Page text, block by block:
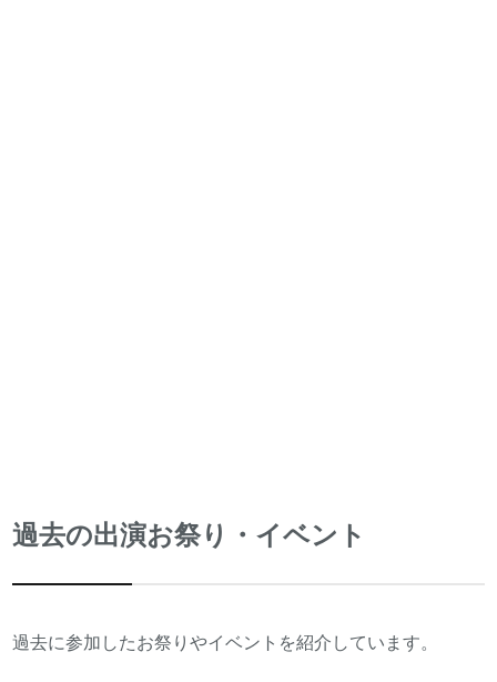
過去の出演お祭り・イベント
過去に参加したお祭りやイベントを紹介しています。